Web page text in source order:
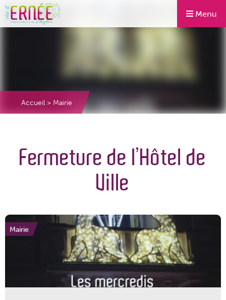
Menu
Accueil > Mairie
Fermeture de l’Hôtel de
Ville
Mairie